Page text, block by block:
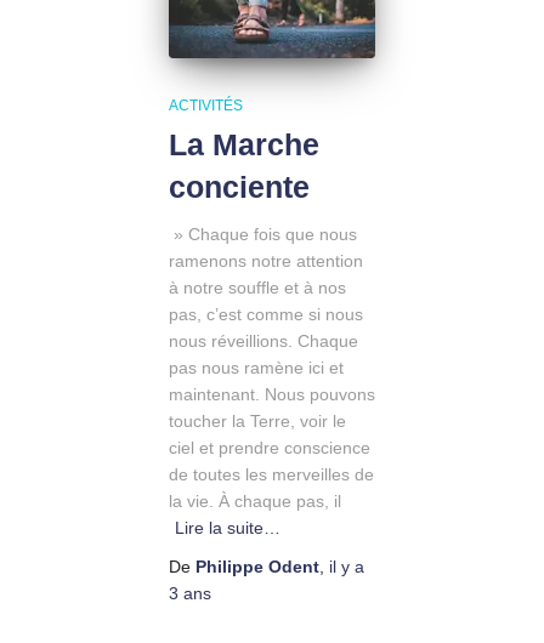
ACTIVITÉS
La Marche
conciente
» Chaque fois que nous
ramenons notre attention
à notre souffle et à nos
pas, c’est comme si nous
nous réveillions. Chaque
pas nous ramène ici et
maintenant. Nous pouvons
toucher la Terre, voir le
ciel et prendre conscience
de toutes les merveilles de
la vie. À chaque pas, il
Lire la suite…
De Philippe Odent, il y a
3 ans